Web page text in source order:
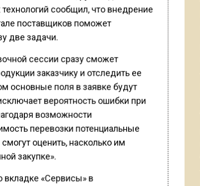
сообщил, что внедрение
поставщиков поможет
две задачи.
сессии сразу сможет
заказчику и отследить ее
основные поля в заявке будут
вероятность ошибки при
возможности
перевозки потенциальные
оценить, насколько им
закупке».
вкладке «Сервисы» в